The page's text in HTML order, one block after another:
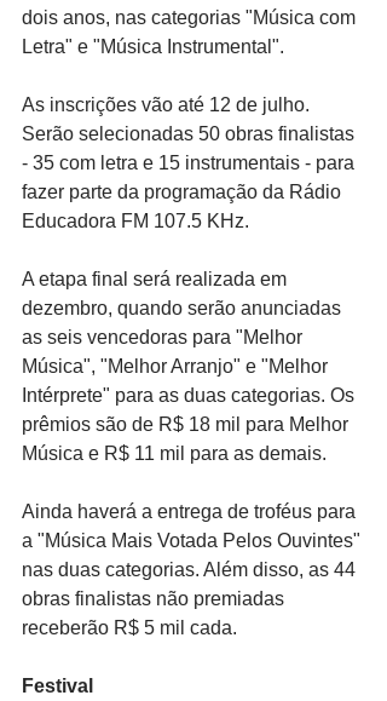
dois anos, nas categorias "Música com
Letra" e "Música Instrumental".
As inscrições vão até 12 de julho.
Serão selecionadas 50 obras finalistas
- 35 com letra e 15 instrumentais - para
fazer parte da programação da Rádio
Educadora FM 107.5 KHz.
A etapa final será realizada em
dezembro, quando serão anunciadas
as seis vencedoras para "Melhor
Música", "Melhor Arranjo" e "Melhor
Intérprete" para as duas categorias. Os
prêmios são de R$ 18 mil para Melhor
Música e R$ 11 mil para as demais.
Ainda haverá a entrega de troféus para
a "Música Mais Votada Pelos Ouvintes"
nas duas categorias. Além disso, as 44
obras finalistas não premiadas
receberão R$ 5 mil cada.
Festival